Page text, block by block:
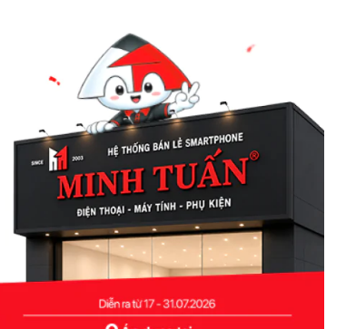
Ốp lưng Apple
Cốc sạc Apple